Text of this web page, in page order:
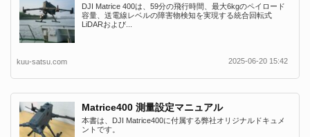
DJI Matrice 400は、59分の飛行時間、最大6kgのペイロード
容量、送電線レベルの障害物検知を実現する統合回転式
LiDARおよび...
kuu-satsu.com 2025-06-20 15:42
Matrice400 測量設定マニュアル
本書は、DJI Matrice400に付属する弊社オリジナルドキュメ
ントです。